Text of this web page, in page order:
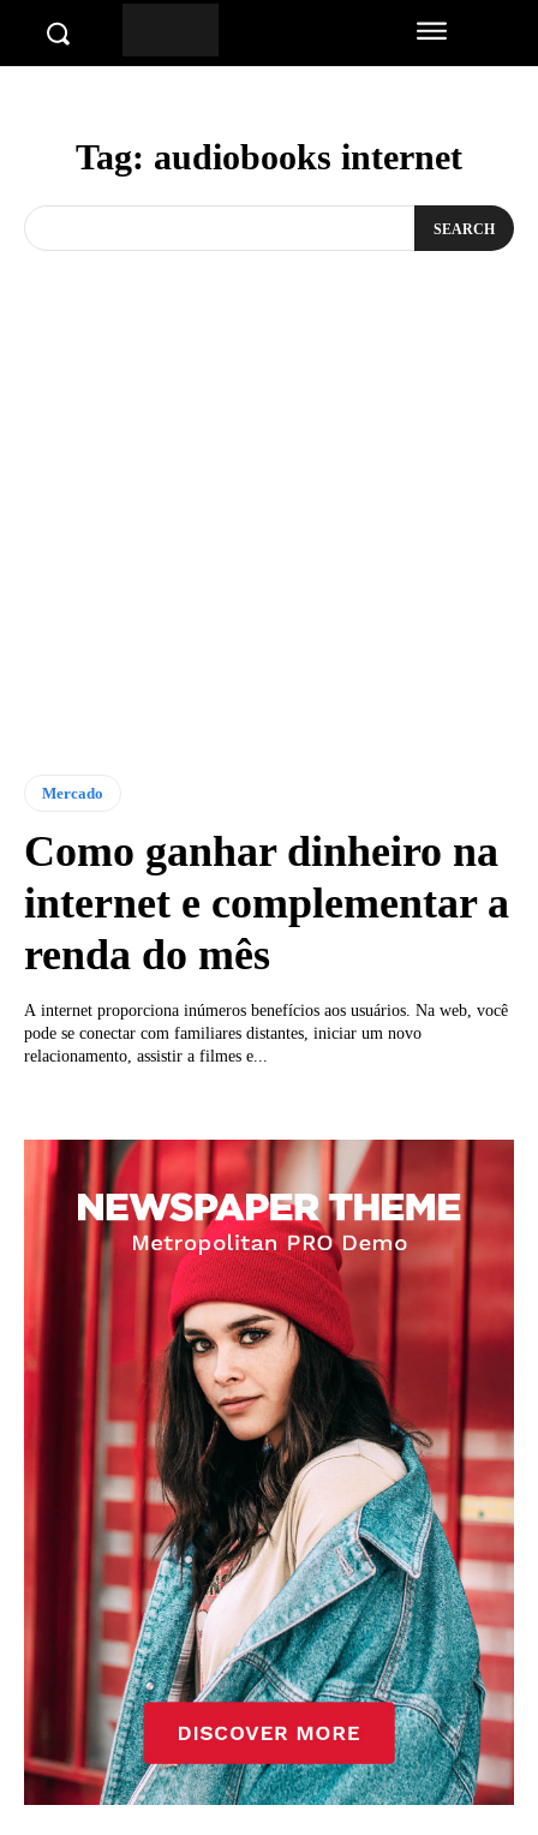
Tag: audiobooks internet
SEARCH
Mercado
Como ganhar dinheiro na
internet e complementar a
renda do mês
A internet proporciona inúmeros benefícios aos usuários. Na web, você
pode se conectar com familiares distantes, iniciar um novo
relacionamento, assistir a filmes e...